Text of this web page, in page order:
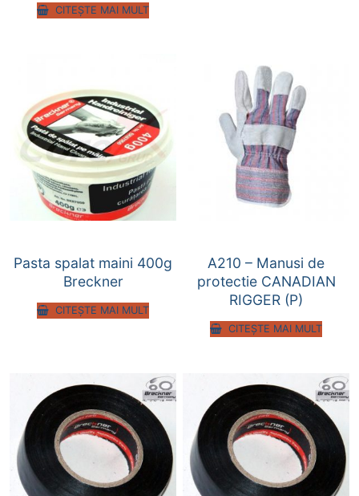
CITEȘTE MAI MULT
Pasta spalat maini 400g
Breckner
CITEȘTE MAI MULT
A210 – Manusi de
protectie CANADIAN
RIGGER (P)
CITEȘTE MAI MULT